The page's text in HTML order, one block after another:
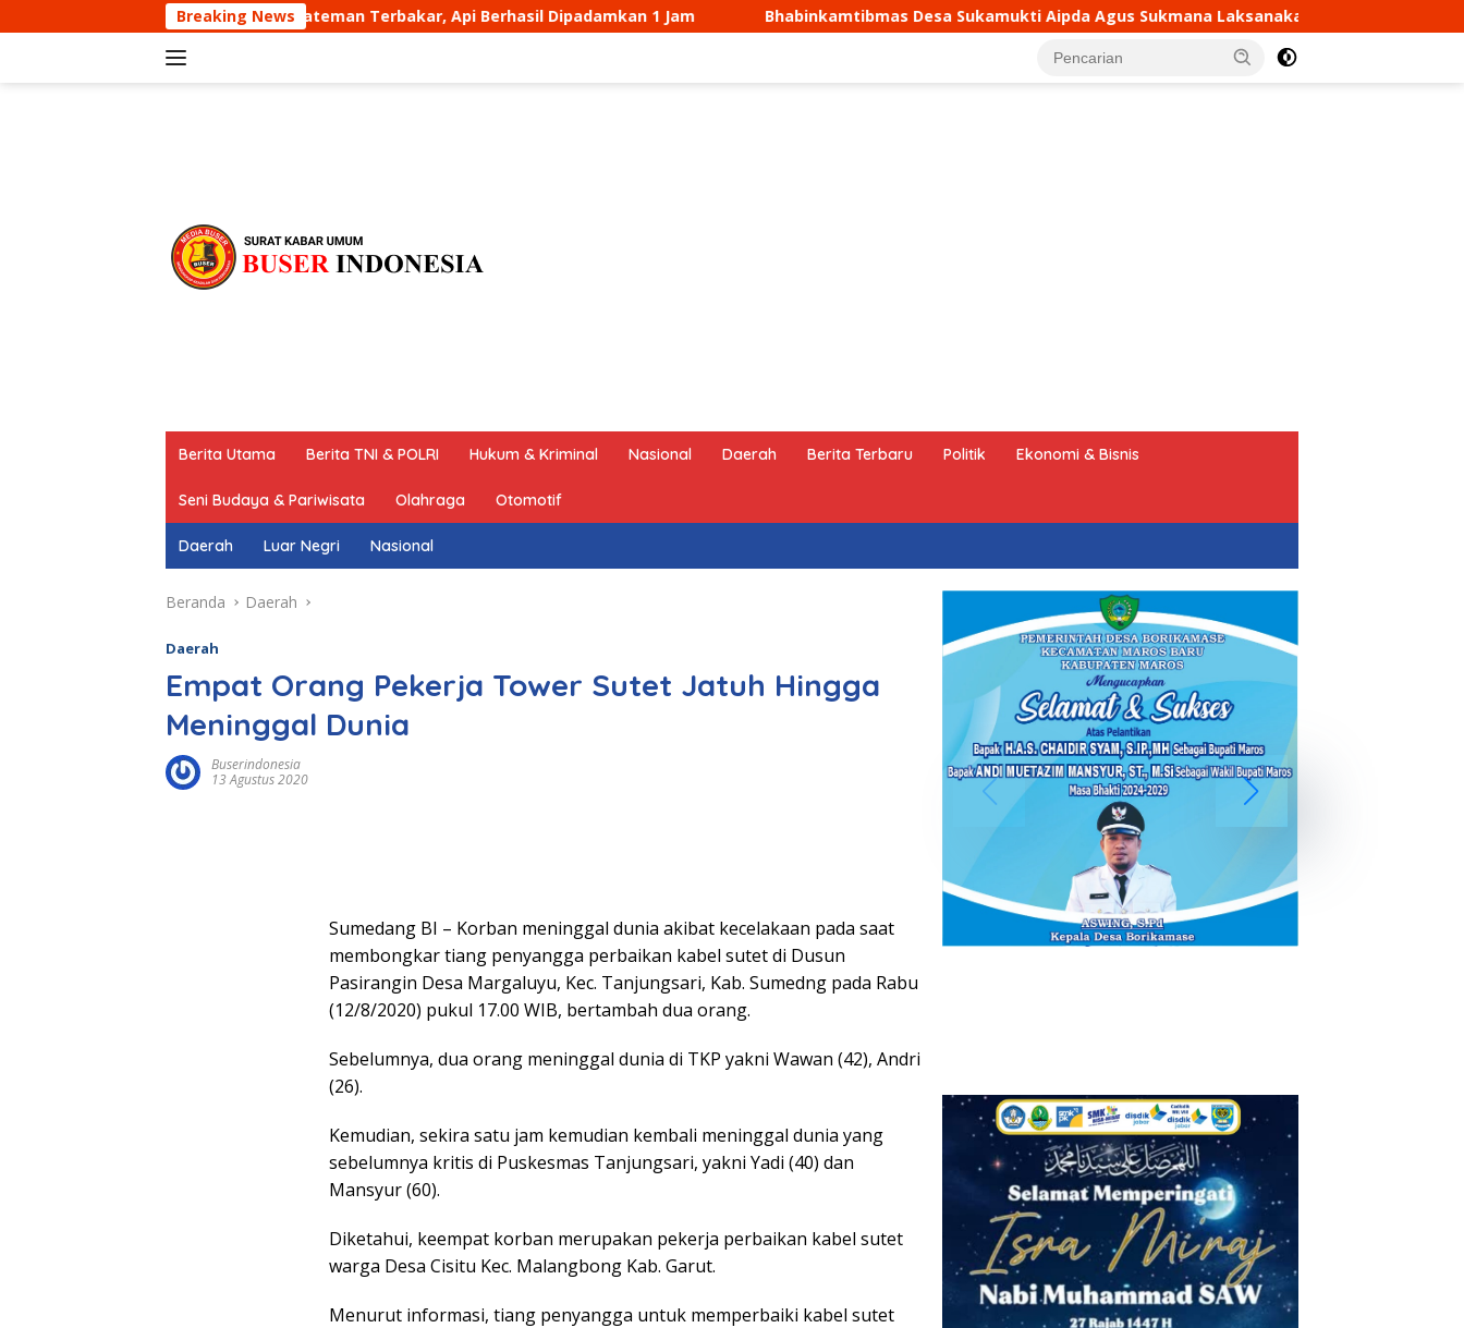
ke
Breaking News
Kateman Terbakar, Api Berhasil Dipadamkan 1 Jam Bhabinkamtibmas Desa Sukamukti Aipda Agus Sukmana Laksanakan Silaturahmi Kamtibmas dan Dumas Keliling dalam
Berita Utama Berita TNI & POLRI Hukum & Kriminal Nasional Daerah Berita Terbaru Politik Ekonomi & Bisnis
Seni Budaya & Pariwisata Olahraga Otomotif
Daerah Luar Negri Nasional
Beranda Daerah
Daerah
Empat Orang Pekerja Tower Sutet Jatuh Hingga
Meninggal Dunia
Buserindonesia
13 Agustus 2020
Sumedang BI – Korban meninggal dunia akibat kecelakaan pada saat
membongkar tiang penyangga perbaikan kabel sutet di Dusun
Pasirangin Desa Margaluyu, Kec. Tanjungsari, Kab. Sumedng pada Rabu
(12/8/2020) pukul 17.00 WIB, bertambah dua orang.
Sebelumnya, dua orang meninggal dunia di TKP yakni Wawan (42), Andri
(26).
Kemudian, sekira satu jam kemudian kembali meninggal dunia yang
sebelumnya kritis di Puskesmas Tanjungsari, yakni Yadi (40) dan
Mansyur (60).
Diketahui, keempat korban merupakan pekerja perbaikan kabel sutet
warga Desa Cisitu Kec. Malangbong Kab. Garut.
Menurut informasi, tiang penyangga untuk memperbaiki kabel sutet